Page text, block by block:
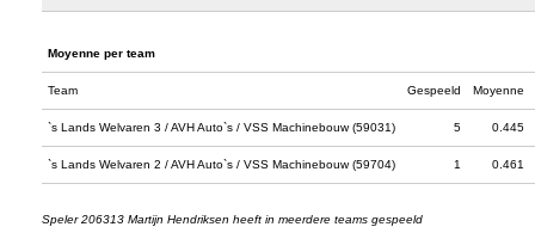
Moyenne per team
Team Gespeeld Moyenne
`s Lands Welvaren 3 / AVH Auto`s / VSS Machinebouw (59031) 5 0.445
`s Lands Welvaren 2 / AVH Auto`s / VSS Machinebouw (59704) 1 0.461
Speler 206313 Martijn Hendriksen heeft in meerdere teams gespeeld